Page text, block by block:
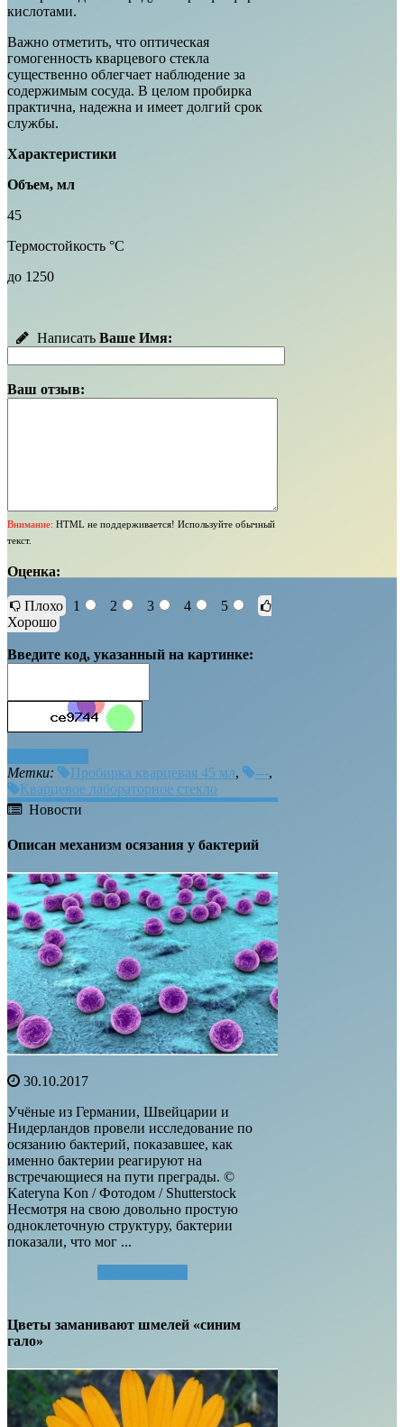
кислотами.
Важно отметить, что оптическая
гомогенность кварцевого стекла
существенно облегчает наблюдение за
содержимым сосуда. В целом пробирка
практична, надежна и имеет долгий срок
службы.
Характеристики
Объем, мл
45
Термостойкость °С
до 1250
Написать Ваше Имя:
Ваш отзыв:
Внимание: HTML не поддерживается! Используйте обычный
текст.
Оценка:
Плохо 1 2 3 4
5
Хорошо
Введите код, указанный на картинке:
Метки:
Пробирка кварцевая 45 мл, ---,
Кварцевое лабораторное стекло
Новости
Описан механизм осязания у бактерий
30.10.2017
Учёные из Германии, Швейцарии и
Нидерландов провели исследование по
осязанию бактерий, показавшее, как
именно бактерии реагируют на
встречающиеся на пути преграды. ©
Kateryna Kon / Фотодом / Shutterstock
Несмотря на свою довольно простую
одноклеточную структуру, бактерии
показали, что мог ...
Цветы заманивают шмелей «синим
гало»